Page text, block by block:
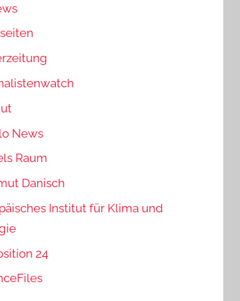
News
Raum
Danisch
Institut für Klima und
24